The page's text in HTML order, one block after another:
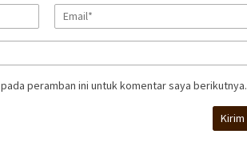
peramban ini untuk komentar saya berikutnya.